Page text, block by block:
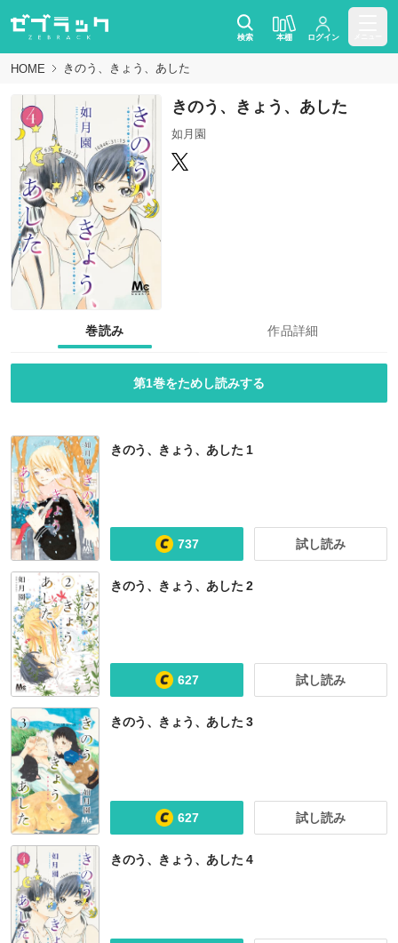
検索 本棚 ログイン
HOME きのう、きょう、あした
きのう、きょう、あした
如月園
巻読み 作品詳細
第1巻をためし読みする
きのう、きょう、あした 1
737 試し読み
きのう、きょう、あした 2
627 試し読み
きのう、きょう、あした 3
627 試し読み
きのう、きょう、あした 4